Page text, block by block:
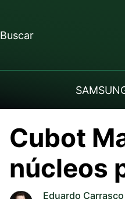
Buscar
Cubot
núcleos
Eduardo Carrasco